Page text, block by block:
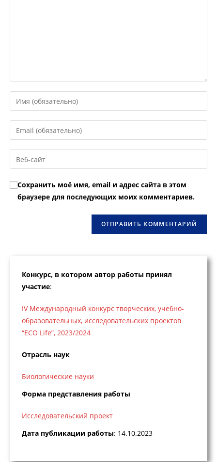
Введите
свое
имя
или
пользователя,
чтобы
прокомментировать
Введите
свой
email-
адрес,
прокомментировать
Введите
URL
вашего
веб-
сайта
Сохранить моё имя, email и адрес сайта в этом
браузере для последующих моих комментариев.
Конкурс, в котором автор работы принял
участие:
IV Международный конкурс творческих, учебно-
образовательных, исследовательских проектов
“ECO Life”, 2023/2024
Отрасль наук
Биологические науки
Форма представления работы
Исследовательский проект
Дата публикации работы: 14.10.2023